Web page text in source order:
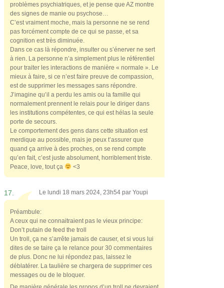
problèmes psychiatriques, et je pense que AZ montre
des signes de manie ou psychose…
C’est vraiment moche, mais la personne ne se rend
pas forcément compte de ce qui se passe, et sa
cognition est très diminuée.
Dans ce cas là répondre, insulter ou s’énerver ne sert
à rien. La personne n’a simplement plus le référentiel
pour traiter les interactions de manière « normale ». Le
mieux à faire, si ce n’est faire preuve de compassion,
est de supprimer les messages sans répondre.
J’imagine qu’il a perdu les amis ou la famille qui
normalement prennent le relais pour le diriger dans
les institutions compétentes, ce qui est hélas la seule
porte de secours.
Le comportement des gens dans cette situation est
merdique au possible, mais je peux t’assurer que
quand ça arrive à des proches, on se rend compte
qu’en fait, c’est juste absolument, horriblement triste.
Peace, love, tout ça
<3
17. Le lundi 18 mars 2024, 23h54 par Youpi
Préambule:
A ceux qui ne connaitraient pas le vieux principe:
Don’t putain de feed the troll
Un troll, ça ne s’arrête jamais de causer, et si vous lui
dites de se taire ça le relance pour 30 commentaires
de plus. Donc ne lui répondez pas, laissez le
déblatérer. La taulière se chargera de supprimer ces
messages ou de le bloquer.